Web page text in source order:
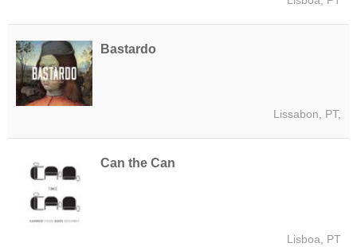
Bastardo
Lissabon, PT,
Can the Can
Lisboa, PT